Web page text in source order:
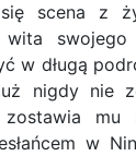
scena z
swojego
w długą
nigdy nie
mu
w